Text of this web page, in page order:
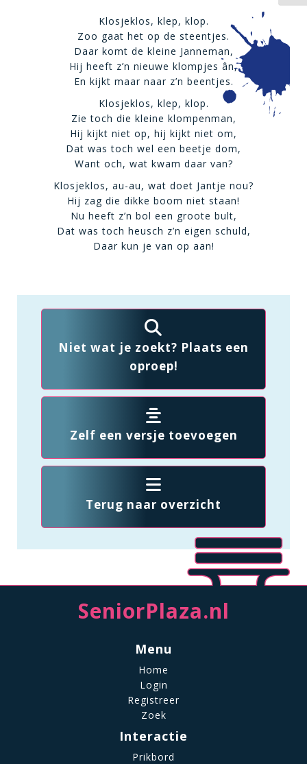
Klosjeklos, klep, klop.
Zoo gaat het op de steentjes.
Daar komt de kleine Janneman,
Hij heeft z’n nieuwe klompjes ân,
En kijkt maar naar z’n beentjes.
Klosjeklos, klep, klop.
Zie toch die kleine klompenman,
Hij kijkt niet op, hij kijkt niet om,
Dat was toch wel een beetje dom,
Want och, wat kwam daar van?
Klosjeklos, au-au, wat doet Jantje nou?
Hij zag die dikke boom niet staan!
Nu heeft z’n bol een groote bult,
Dat was toch heusch z’n eigen schuld,
Daar kun je van op aan!
Niet wat je zoekt? Plaats een
oproep!
Zelf een versje toevoegen
Terug naar overzicht
SeniorPlaza.nl
Menu
Home
Login
Registreer
Zoek
Interactie
Prikbord